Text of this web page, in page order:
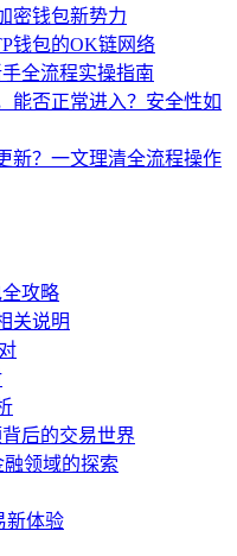
密钱包新势力
钱包的OK链网络
手全流程实操指南
能否正常进入？安全性如
新？一文理清全流程操作
攻略
关说明
后的交易世界
领域的探索
新体验